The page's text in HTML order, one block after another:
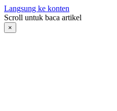
Langsung ke konten
Scroll untuk baca artikel
×